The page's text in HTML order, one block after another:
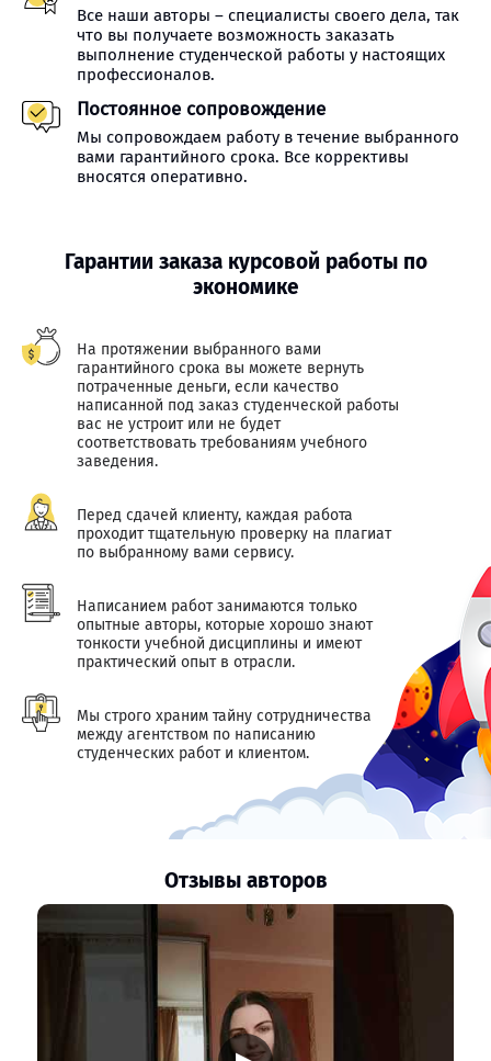
Все наши авторы – специалисты своего дела, так
что вы получаете возможность заказать
выполнение студенческой работы у настоящих
профессионалов.
Постоянное сопровождение
Мы сопровождаем работу в течение выбранного
вами гарантийного срока. Все коррективы
вносятся оперативно.
Гарантии заказа курсовой работы по
экономике
На протяжении выбранного вами
гарантийного срока вы можете вернуть
потраченные деньги, если качество
написанной под заказ студенческой работы
вас не устроит или не будет
соответствовать требованиям учебного
заведения.
Перед сдачей клиенту, каждая работа
проходит тщательную проверку на плагиат
по выбранному вами сервису.
Написанием работ занимаются только
опытные авторы, которые хорошо знают
тонкости учебной дисциплины и имеют
практический опыт в отрасли.
Мы строго храним тайну сотрудничества
между агентством по написанию
студенческих работ и клиентом.
Отзывы авторов